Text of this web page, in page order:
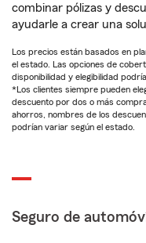
combinar pólizas y
ayudarle a crear una
Los precios están basados en
el estado. Las opciones de
disponibilidad y elegibilidad
*Los clientes siempre pueden
descuento por dos o más
ahorros, nombres de los
podrían variar según el estado.
Seguro de